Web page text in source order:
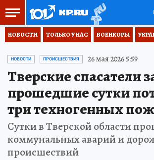
НОВОСТИ ТОЛЬКО У НАС ВОЕНКОРЫ
НОВОСТИ ПРОИСШЕСТВИЯ 26 мая 2026 5:59
Тверские спасатели
прошедшие сутки
три техногенных
Сутки в Тверской области
коммунальных аварий и
происшествий